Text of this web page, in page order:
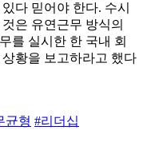
다 믿어야 한다. 수시
은 유연근무 방식의
를 실시한 한 국내 회
황을 보고하라고 했다
균형 #리더십